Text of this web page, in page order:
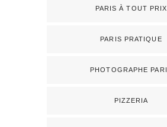
PARIS À TOUT PRIX
PARIS PRATIQUE
PHOTOGRAPHE
PIZZERIA